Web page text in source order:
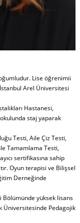
Lise öğrenimii
Arel Üniversitesi
Hastanesi,
staj yaparak
Testi, Aile Çiz Testi,
Tamamlama Testi,
sertifikasına sahip
Oyun terapisi ve Bilişsel
Derneğinde
Bölümünde yüksek lisans
Üniversitesinde Pedagojik